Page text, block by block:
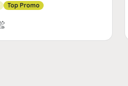
Top Promo